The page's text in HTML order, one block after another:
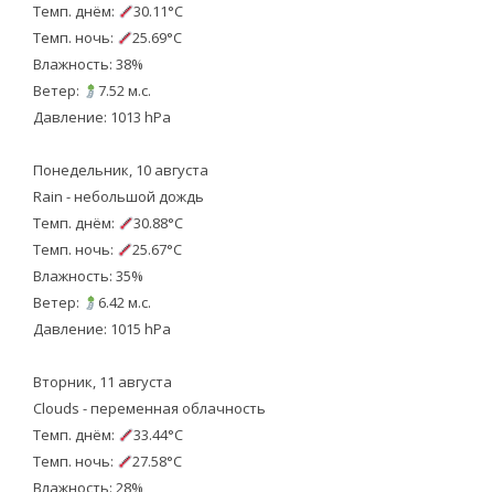
Темп. днём:
30.11°C
Темп. ночь:
25.69°C
Влажность: 38%
Ветер:
7.52 м.с.
Давление: 1013 hPa
Понедельник, 10 августа
Rain - небольшой дождь
Темп. днём:
30.88°C
Темп. ночь:
25.67°C
Влажность: 35%
Ветер:
6.42 м.с.
Давление: 1015 hPa
Вторник, 11 августа
Clouds - переменная облачность
Темп. днём:
33.44°C
Темп. ночь:
27.58°C
Влажность: 28%